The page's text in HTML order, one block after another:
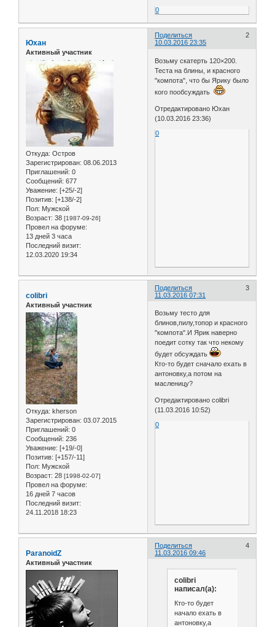
0
Поделиться
2
10.03.2016 23:35
Юхан
Активный участник
Откуда: Остров
Зарегистрирован: 08.06.2013
Приглашений: 0
Сообщений: 677
Уважение: [+25/-2]
Позитив: [+138/-2]
Пол: Мужской
Возраст: 38 [1987-09-26]
Провел на форуме:
13 дней 3 часа
Последний визит:
12.03.2020 19:34
Возьму скатерть 120×200.
Теста на блины, и красного
"компота", что бы Ярику было
кого пообсуждать
Отредактировано Юхан
(10.03.2016 23:36)
0
Поделиться
3
11.03.2016 07:31
colibri
Активный участник
Откуда: kherson
Зарегистрирован: 03.07.2015
Приглашений: 0
Сообщений: 236
Уважение: [+19/-0]
Позитив: [+157/-11]
Пол: Мужской
Возраст: 28 [1998-02-07]
Провел на форуме:
16 дней 7 часов
Последний визит:
24.11.2018 18:23
Возьму тесто для
блинов,пилу,топор и красного
"компота".И Ярик наверно
поедит сотку так что некому
будет обсуждать
Кто-то будет сначало ехать в
антоновку,а потом на
масленицу?
Отредактировано colibri
(11.03.2016 10:52)
0
Поделиться
4
11.03.2016 09:46
ParanoidZ
Активный участник
colibri
написал(а):
Кто-то будет
начало ехать в
антоновку,а